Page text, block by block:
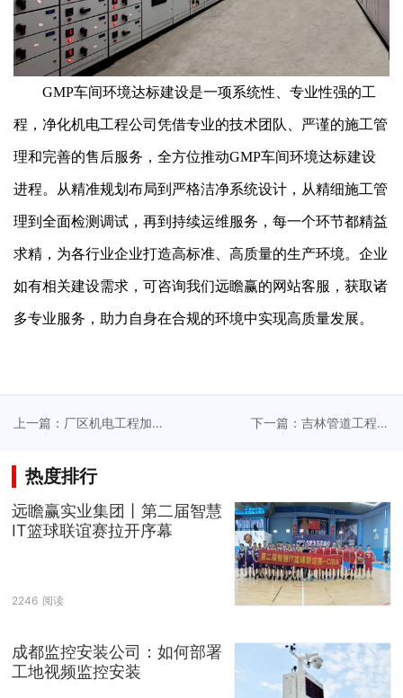
GMP车间环境达标建设是一项系统性、专业性强的工
程，净化机电工程公司凭借专业的技术团队、严谨的施工管
理和完善的售后服务，全方位推动GMP车间环境达标建设
进程。从精准规划布局到严格洁净系统设计，从精细施工管
理到全面检测调试，再到持续运维服务，每一个环节都精益
求精，为各行业企业打造高标准、高质量的生产环境。企业
如有相关建设需求，可咨询我们远瞻赢的网站客服，获取诸
多专业服务，助力自身在合规的环境中实现高质量发展。
上一篇：厂区机电工程加
力提升
下一篇：吉林管道工程施
热度排行
远瞻赢实业集团丨第二届智慧
IT篮球联谊赛拉开序幕
2246 阅读
成都监控安装公司：如何部署
工地视频监控安装